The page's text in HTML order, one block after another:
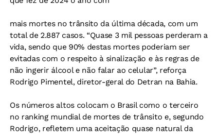
mais mortes no trânsito da última década, com um
total de 2.887 casos. “Quase 3 mil pessoas perderam a
vida, sendo que 90% destas mortes poderiam ser
evitadas com o respeito à sinalização e às regras de
não ingerir álcool e não falar ao celular”, reforça
Rodrigo Pimentel, diretor-geral do Detran na Bahia.
Os números altos colocam o Brasil como o terceiro
no ranking mundial de mortes de trânsito e, segundo
Rodrigo, refletem uma aceitação quase natural da